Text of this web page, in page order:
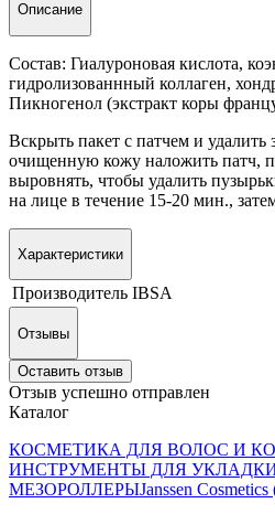
Описание
Состав: Гиалуроновая кислота,
гидролизованнный коллаген,
Пикногенол (экстракт коры
Вскрыть пакет с патчем и
очищенную кожу наложить патч,
выровнять, чтобы удалить
на лице в течение 15-20 мин.,
Характеристики
Производитель IBSA
Отзывы
Оставить отзыв
Отзыв успешно отправлен
Каталог
КОСМЕТИКА ДЛЯ ВОЛОС И
ИНСТРУМЕНТЫ ДЛЯ
МЕЗОРОЛЛЕРЫJanssen